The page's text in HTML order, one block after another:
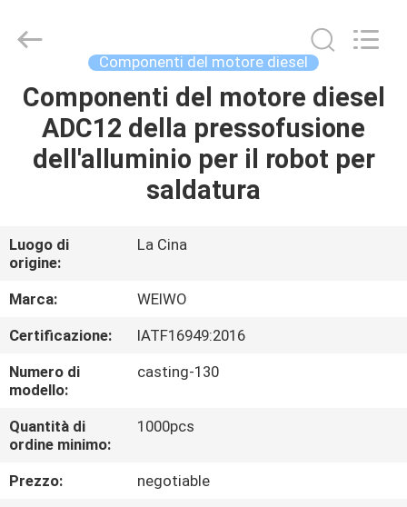
CASA
PRODOTTI
NOI
GIRO
DELLA
FABBRICA
CONTROLLO
DI
QUALITÀ
Electromechanical
Tech
Reserved.
Componenti del motore diesel
Componenti del motore diesel
ADC12 della pressofusione
dell'alluminio per il robot per
saldatura
Luogo di
origine:
La Cina
Marca:
WEIWO
Certificazione:
IATF16949:2016
Numero di
modello:
casting-130
Quantità di
ordine minimo:
1000pcs
Prezzo:
negotiable